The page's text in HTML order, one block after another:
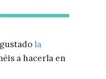
la
a hacerla en